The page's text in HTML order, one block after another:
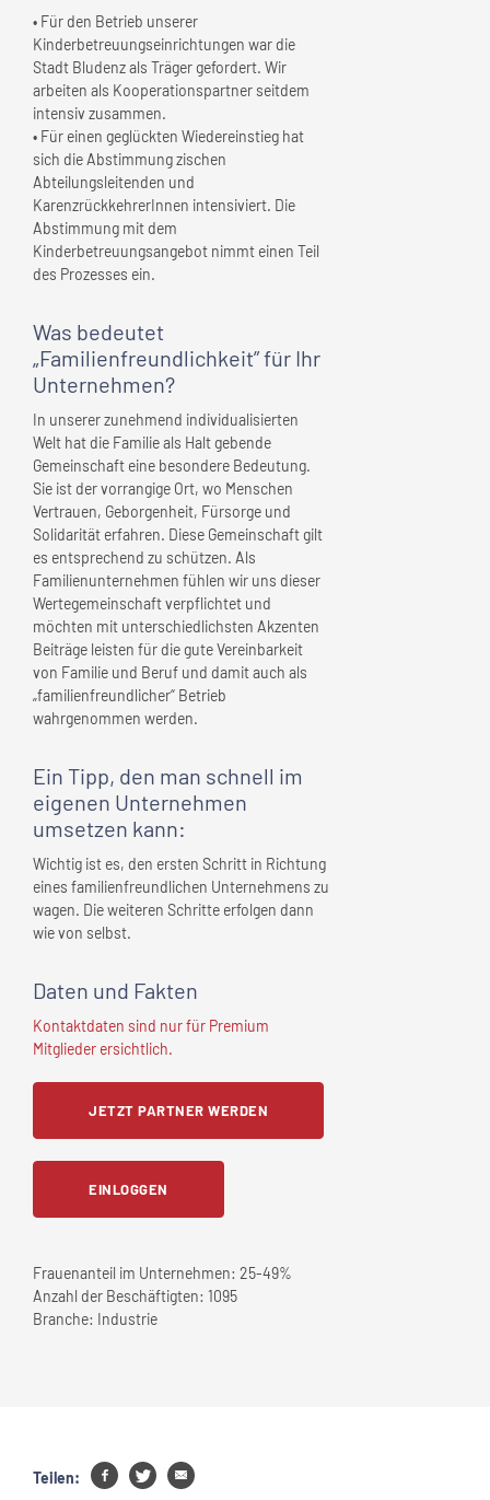
• Für den Betrieb unserer
Kinderbetreuungseinrichtungen war die
Stadt Bludenz als Träger gefordert. Wir
arbeiten als Kooperationspartner seitdem
intensiv zusammen.
• Für einen geglückten Wiedereinstieg hat
sich die Abstimmung zischen
Abteilungsleitenden und
KarenzrückkehrerInnen intensiviert. Die
Abstimmung mit dem
Kinderbetreuungsangebot nimmt einen Teil
des Prozesses ein.
Was bedeutet
„Familienfreundlichkeit” für Ihr
Unternehmen?
In unserer zunehmend individualisierten
Welt hat die Familie als Halt gebende
Gemeinschaft eine besondere Bedeutung.
Sie ist der vorrangige Ort, wo Menschen
Vertrauen, Geborgenheit, Fürsorge und
Solidarität erfahren. Diese Gemeinschaft gilt
es entsprechend zu schützen. Als
Familienunternehmen fühlen wir uns dieser
Wertegemeinschaft verpflichtet und
möchten mit unterschiedlichsten Akzenten
Beiträge leisten für die gute Vereinbarkeit
von Familie und Beruf und damit auch als
„familienfreundlicher“ Betrieb
wahrgenommen werden.
Ein Tipp, den man schnell im
eigenen Unternehmen
umsetzen kann:
Wichtig ist es, den ersten Schritt in Richtung
eines familienfreundlichen Unternehmens zu
wagen. Die weiteren Schritte erfolgen dann
wie von selbst.
Daten und Fakten
Kontaktdaten sind nur für Premium
Mitglieder ersichtlich.
JETZT PARTNER WERDEN
EINLOGGEN
Frauenanteil im Unternehmen: 25-49%
Anzahl der Beschäftigten: 1095
Branche: Industrie
Teilen: